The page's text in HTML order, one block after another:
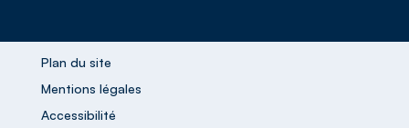
Plan du site
Mentions légales
Accessibilité